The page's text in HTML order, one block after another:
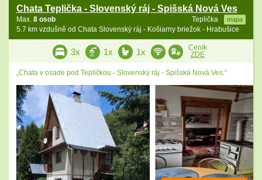
Chata Teplička - Slovenský ráj - Spišská Nová Ves
Teplička mapa
Max. 8 osob
5.7 km vzdušně od Chata Slovenský ráj - Košiarny briežok - Hrabušice
3x 1x 1x
Ceník
ZDE
„Chata v osade pod Tepličkou - Slovenský ráj - Spišská Nová Ves.“